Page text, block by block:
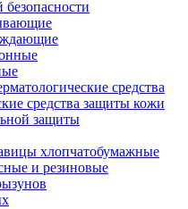
средства
средства защиты кожи
защиты
хлопчатобумажные
и резиновые